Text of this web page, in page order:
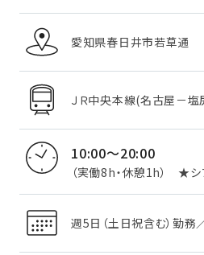
愛知県春日井市若草通
ＪＲ中央本線(名古屋－
10:00～20:00
（実働8h・休憩1h） ★シ
週5日（土日祝含む）勤